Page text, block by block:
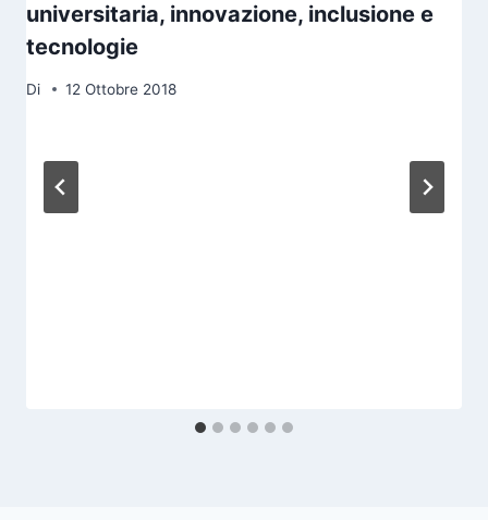
universitaria, innovazione, inclusione e
tecnologie
Di 12 Ottobre 2018